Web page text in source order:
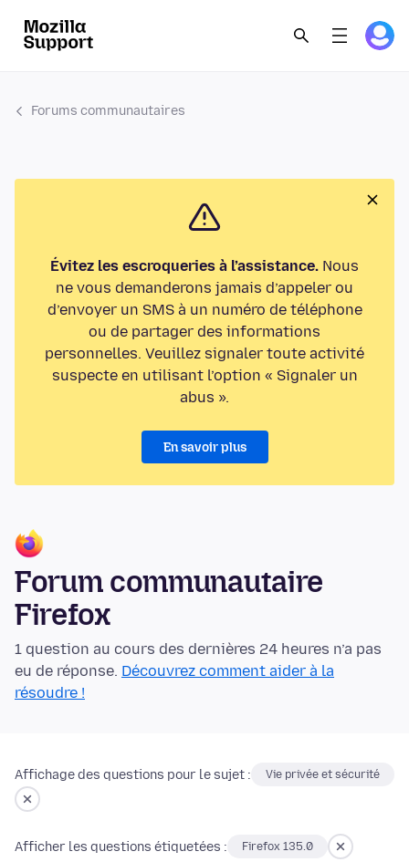
Forums communautaires
Évitez les escroqueries à l’assistance. Nous
ne vous demanderons jamais d’appeler ou
d’envoyer un SMS à un numéro de téléphone
ou de partager des informations
personnelles. Veuillez signaler toute activité
suspecte en utilisant l’option « Signaler un
abus ».
En savoir plus
Forum communautaire
Firefox
1 question au cours des dernières 24 heures n’a pas
eu de réponse. Découvrez comment aider à la
résoudre !
Affichage des questions pour le sujet : Vie privée et sécurité
Afficher les questions étiquetées : Firefox 135.0